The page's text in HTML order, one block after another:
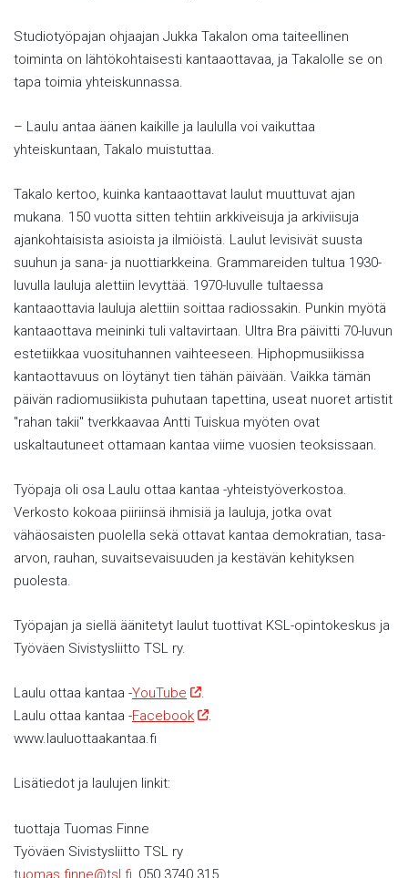
Studiotyöpajan ohjaajan Jukka Takalon oma taiteellinen
toiminta on lähtökohtaisesti kantaaottavaa, ja Takalolle se on
tapa toimia yhteiskunnassa.
– Laulu antaa äänen kaikille ja laululla voi vaikuttaa
yhteiskuntaan, Takalo muistuttaa.
Takalo kertoo, kuinka kantaaottavat laulut muuttuvat ajan
mukana. 150 vuotta sitten tehtiin arkkiveisuja ja arkiviisuja
ajankohtaisista asioista ja ilmiöistä. Laulut levisivät suusta
suuhun ja sana- ja nuottiarkkeina. Grammareiden tultua 1930-
luvulla lauluja alettiin levyttää. 1970-luvulle tultaessa
kantaaottavia lauluja alettiin soittaa radiossakin. Punkin myötä
kantaaottava meininki tuli valtavirtaan. Ultra Bra päivitti 70-luvun
estetiikkaa vuosituhannen vaihteeseen. Hiphopmusiikissa
kantaottavuus on löytänyt tien tähän päivään. Vaikka tämän
päivän radiomusiikista puhutaan tapettina, useat nuoret artistit
"rahan takii" tverkkaavaa Antti Tuiskua myöten ovat
uskaltautuneet ottamaan kantaa viime vuosien teoksissaan.
Työpaja oli osa Laulu ottaa kantaa -yhteistyöverkostoa.
Verkosto kokoaa piiriinsä ihmisiä ja lauluja, jotka ovat
vähäosaisten puolella sekä ottavat kantaa demokratian, tasa-
arvon, rauhan, suvaitsevaisuuden ja kestävän kehityksen
puolesta.
Työpajan ja siellä äänitetyt laulut tuottivat KSL-opintokeskus ja
Työväen Sivistysliitto TSL ry.
Laulu ottaa kantaa -YouTube
.
Laulu ottaa kantaa -Facebook
.
www.lauluottaakantaa.fi
Lisätiedot ja laulujen linkit:
tuottaja Tuomas Finne
Työväen Sivistysliitto TSL ry
tuomas.finne@tsl.fi , 050 3740 315